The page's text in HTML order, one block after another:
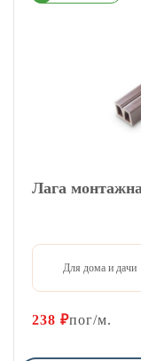
Лага
Для дома и дачи
238 ₽пог/м.